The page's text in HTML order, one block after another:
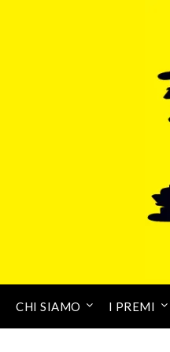
CHI SIAMO I PREMI